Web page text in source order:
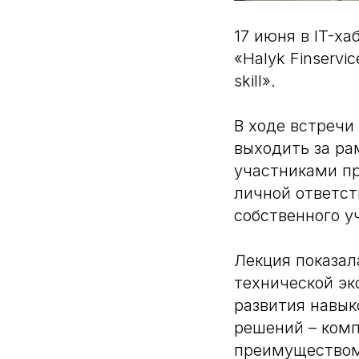
17 июня в IT-
«Halyk
skill».
В ходе
выходить за
участниками
личной
собственного
Лекция
технической
развития
решений –